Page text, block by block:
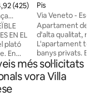
de puntuació mitjana d'un
(425)
EN EL
En
situat
luxe
Pis
Via Veneto -
Luma Suite 29
Apartament de
d'alta qualitat,
L'apartament té
banys privats.
privada amb
cromoteràpia en
habitacions. La
més sol·licitats
vora Villa